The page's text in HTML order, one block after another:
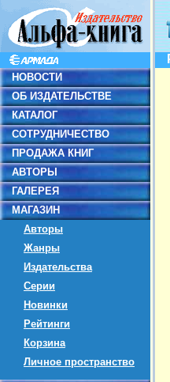
НОВОСТИ
ОБ ИЗДАТЕЛЬСТВЕ
КАТАЛОГ
СОТРУДНИЧЕСТВО
ПРОДАЖА КНИГ
АВТОРЫ
ГАЛЕРЕЯ
МАГАЗИН
Авторы
Жанры
Издательства
Серии
Новинки
Рейтинги
Корзина
Личное пространство